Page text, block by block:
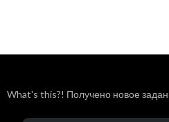
What's this?! Получено новое